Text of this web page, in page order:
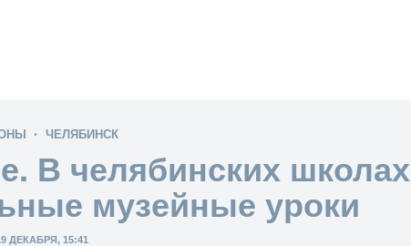
ЧЕЛЯБИНСК
В челябинских школах
музейные уроки
ДЕКАБРЯ, 15:41